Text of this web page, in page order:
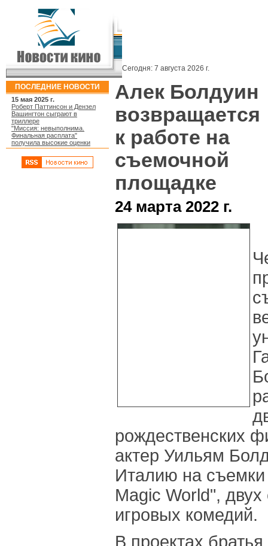
Сегодня: 7 августа 2026 г.
ПОСЛЕДНИЕ НОВОСТИ
15 мая 2025 г.
Роберт Паттинсон и Дензел
Вашингтон сыграют в
триллере
"Миссия: невыполнима.
Финальная расплата"
получила высокие оценки
Алек Болдуин
возвращается
к работе на
съемочной
площадке
24 марта 2022 г.
рождественских
актер Уильям
Италию на
Magic World",
игровых комедий.
В проектах